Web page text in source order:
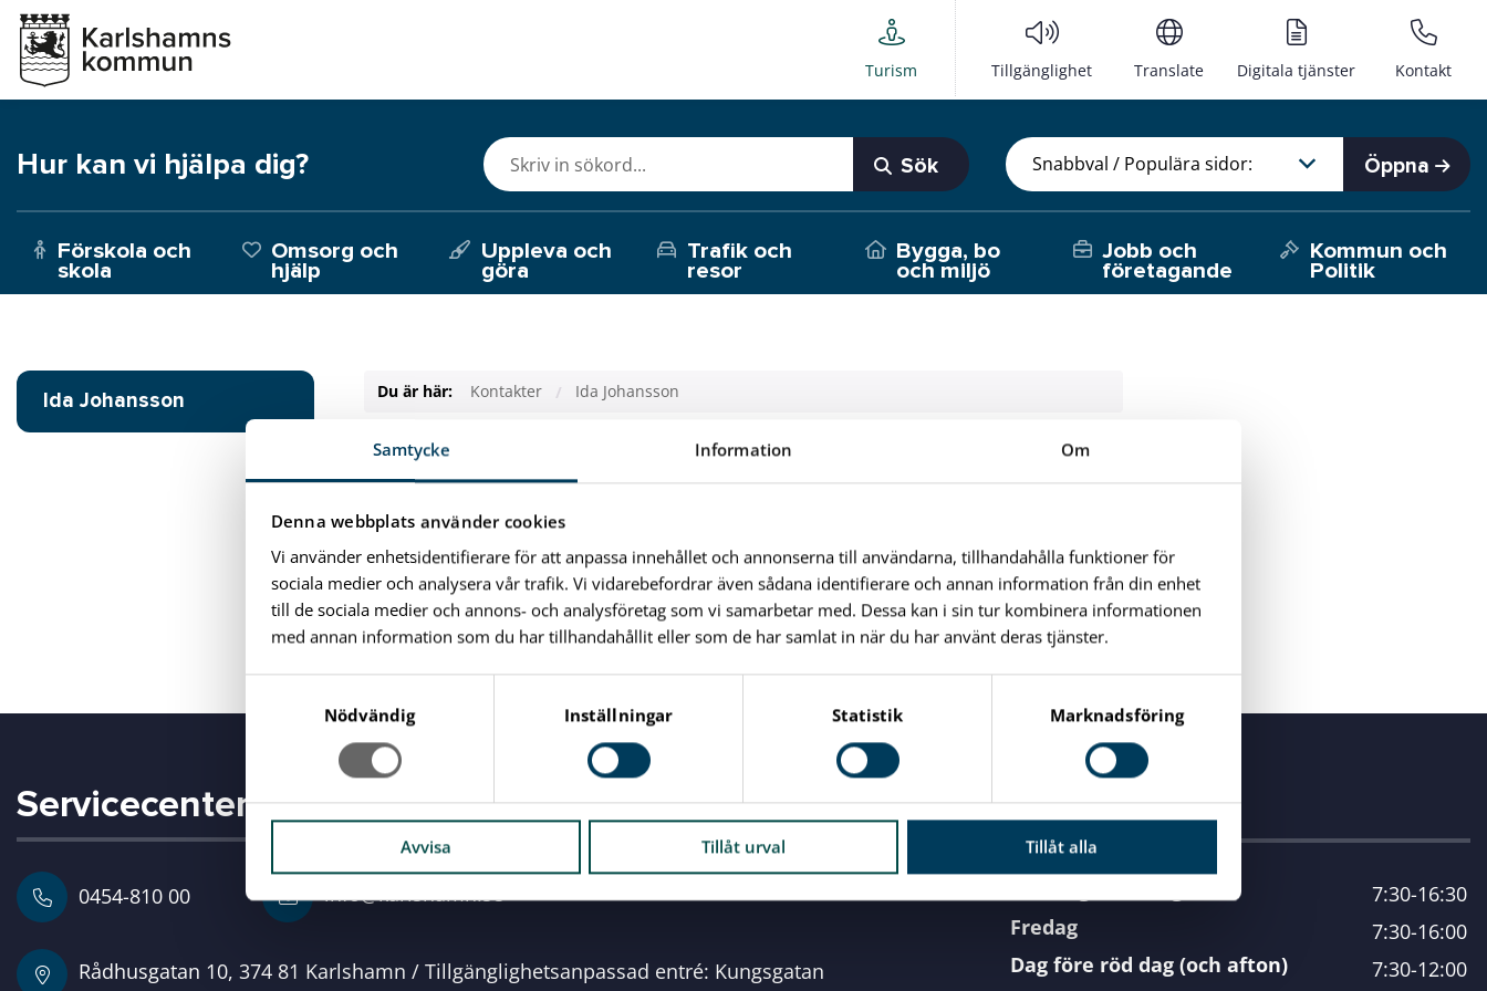
Samtycke Information Om
Denna webbplats använder cookies
Vi använder enhetsidentifierare för att anpassa innehållet och annonserna till användarna, tillhandahålla funktioner för
sociala medier och analysera vår trafik. Vi vidarebefordrar även sådana identifierare och annan information från din enhet
till de sociala medier och annons- och analysföretag som vi samarbetar med. Dessa kan i sin tur kombinera informationen
med annan information som du har tillhandahållit eller som de har samlat in när du har använt deras tjänster.
a
y
k
s
l
Nödvändig Inställningar Statistik Marknadsföring
Avvisa Tillåt urval Tillåt alla
Turism Tillgänglighet Translate Digitala tjänster Kontakt
Hur kan vi hjälpa dig? Sök Öppna
Förskola och
skola
Omsorg och
hjälp
Uppleva och
göra
Trafik och
resor
Bygga, bo
och miljö
Jobb och
företagande
Kommun och
Politik
Ida Johansson Du är här: Kontakter Ida Johansson
Ida Johansson
Senast uppdaterad: 2025-08-04
DELA:
Kopiera länk
Skriv ut sidan
Servicecenter Vid alla dina frågor
0454-810 00 info@karlshamn.se
Rådhusgatan 10, 374 81 Karlshamn / Tillgänglighetsanpassad entré: Kungsgatan
Öppettider
7:30-16:30
Fredag
7:30-16:00
Dag före röd dag (och afton)
7:30-12:00